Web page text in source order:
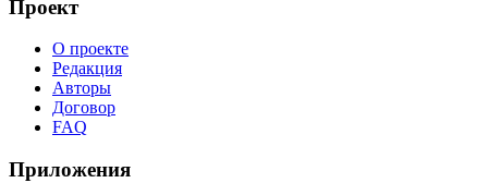
Проект
О проекте
Редакция
Авторы
Договор
FAQ
Приложения